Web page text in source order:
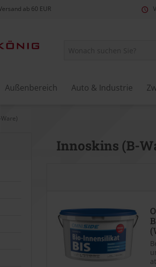
ab 60 EUR
Außenbereich Auto & Industrie
Innoskins (B-